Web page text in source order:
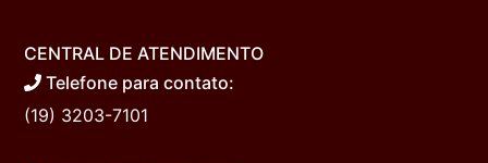
CENTRAL DE ATENDIMENTO
Telefone para contato:
(19) 3203-7101